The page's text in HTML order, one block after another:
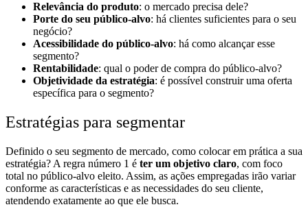
Relevância do produto: o mercado precisa dele?
Porte do seu público-alvo: há clientes suficientes para o seu
negócio?
Acessibilidade do público-alvo: há como alcançar esse
segmento?
Rentabilidade: qual o poder de compra do público-alvo?
Objetividade da estratégia: é possível construir uma oferta
específica para o segmento?
Estratégias para segmentar
Definido o seu segmento de mercado, como colocar em prática a sua
estratégia? A regra número 1 é ter um objetivo claro, com foco
total no público-alvo eleito. Assim, as ações empregadas irão variar
conforme as características e as necessidades do seu cliente,
atendendo exatamente ao que ele busca.